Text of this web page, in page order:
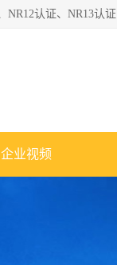
企业视频